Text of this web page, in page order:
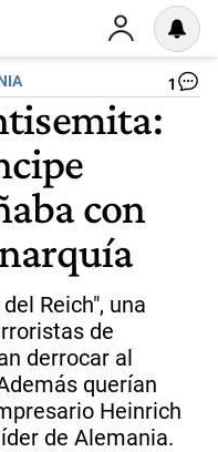
1
con
Reich", una
de
derrocar al
querían
Heinrich
de Alemania.